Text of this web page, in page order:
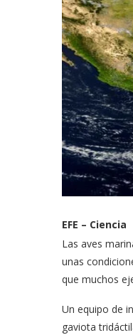
EFE – Ciencia
Las aves
unas
que muchos
Un equipo de
gaviota